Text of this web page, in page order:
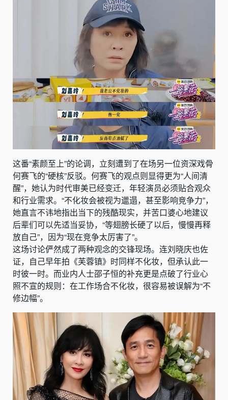
这番“素颜至上”的论调，立刻遭到了在场另一位资深戏骨
何赛飞的“硬核”反驳。何赛飞的观点则显得更为“人间清
醒”，她认为时代审美已经变迁，年轻演员必须贴合观众
和行业需求。“不化妆会被视为邋遢，甚至影响竞争力”，
她直言不讳地指出当下的残酷现实，并苦口婆心地建议
后辈们可以先适当妥协，“等翅膀长硬了以后，慢慢再释
放自己”，因为“现在竞争太厉害了”。
这场讨论俨然成了两种观念的交锋现场。连刘晓庆也佐
证，自己早年拍《芙蓉镇》时同样不化妆，但承认此一
时彼一时。而业内人士邵子恒的补充更是点破了行业心
照不宣的规则：在工作场合不化妆，很容易被误解为“不
修边幅”。